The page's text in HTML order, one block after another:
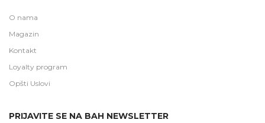
O nama
Magazin
Kontakt
Loyalty program
Opšti Uslovi
PRIJAVITE SE NA BAH NEWSLETTER